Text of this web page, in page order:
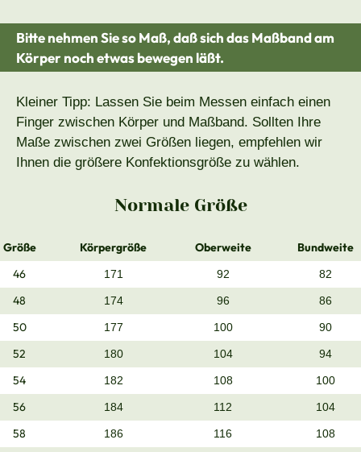
Bitte nehmen Sie so Maß, daß sich das Maßband am
Körper noch etwas bewegen läßt.
Kleiner Tipp: Lassen Sie beim Messen einfach einen
Finger zwischen Körper und Maßband. Sollten Ihre
Maße zwischen zwei Größen liegen, empfehlen wir
Ihnen die größere Konfektionsgröße zu wählen.
Normale Größe
Größe Körpergröße Oberweite
Bundweite
46
171 92 82
48 174 96 86
50 177 100 90
52 180 104 94
54 182 108 100
56 184 112 104
58 186 116 108